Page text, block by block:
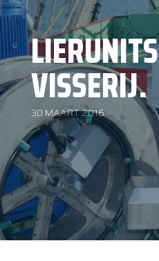
LIERUNITS
VISSERIJ.
30 MAART 2016